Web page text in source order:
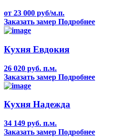
от 23 000 руб/м.п.
Заказать замер Подробнее
Кухня Евдокия
26 020 руб. п.м.
Заказать замер Подробнее
Кухня Надежда
34 149 руб. п.м.
Заказать замер Подробнее